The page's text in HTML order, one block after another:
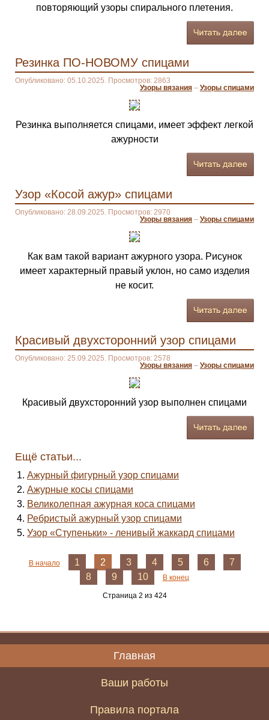
повторяющий узоры спирального плетения.
Резинка ПО-НОВОМУ спицами
Опубликовано: 05.10.2025. Просмотров: 2863
Узоры вязания – Узоры спицами
Резинка выполняется спицами, имеет эффект легкой
ажурности
Узор «Косой ажур» спицами
Опубликовано: 28.09.2025. Просмотров: 2970
Узоры вязания – Узоры спицами
Как вам такой вариант ажурного узора. Рисунок
имеет характерный правый уклон, но само изделия
не косит.
Красивый двухсторонний узор спицами
Опубликовано: 25.09.2025. Просмотров: 2578
Узоры вязания – Узоры спицами
Красивый двухсторонний узор выполнен спицами
Ещё статьи...
Ажурный фигурный узор спицами
Ажурные косы спицами
Великолепная ажурная коса спицами
Ребристый ажурный узор спицами
Узор «Ступеньки» - ленивый жаккард спицами
В начало 1 2 3 4 5 6
7
8
9 10 В конец
Страница 2 из 424
Главная
Ваши работы
Правила портала